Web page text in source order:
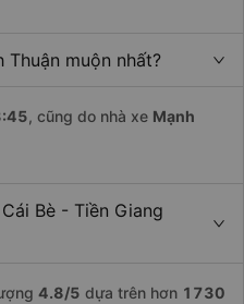
Thuận muộn nhất?
, cũng do nhà xe Mạnh
Bè - Tiền Giang
4.8/5 dựa trên hơn 1730